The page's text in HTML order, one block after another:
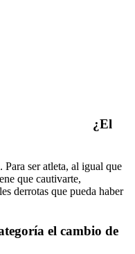
¿El
Para ser atleta, al igual que
que cautivarte,
derrotas que pueda haber
el cambio de